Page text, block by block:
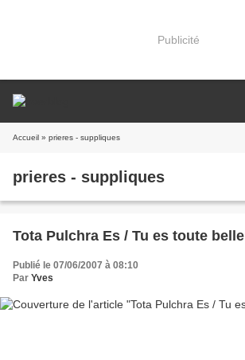
Publicité
Accueil » prieres - suppliques
prieres - suppliques
Tota Pulchra Es / Tu es toute belle
Publié le 07/06/2007 à 08:10
Par Yves